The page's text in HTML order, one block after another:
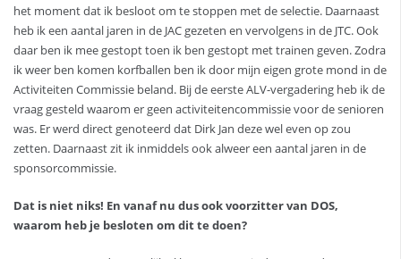
het moment dat ik besloot om te stoppen met de selectie. Daarnaast
heb ik een aantal jaren in de JAC gezeten en vervolgens in de JTC. Ook
daar ben ik mee gestopt toen ik ben gestopt met trainen geven. Zodra
ik weer ben komen korfballen ben ik door mijn eigen grote mond in de
Activiteiten Commissie beland. Bij de eerste ALV-vergadering heb ik de
vraag gesteld waarom er geen activiteitencommissie voor de senioren
was. Er werd direct genoteerd dat Dirk Jan deze wel even op zou
zetten. Daarnaast zit ik inmiddels ook alweer een aantal jaren in de
sponsorcommissie.
Dat is niet niks! En vanaf nu dus ook voorzitter van DOS,
waarom heb je besloten om dit te doen?